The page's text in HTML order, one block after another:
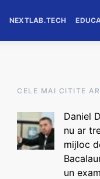
NEXTLAB.TECH
CELE MAI CITITE
Daniel
nu ar
mijloc
un